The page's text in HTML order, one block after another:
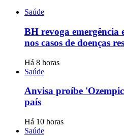
Saúde
BH revoga emergência
nos casos de doenças
Há 8 horas
Saúde
Anvisa proíbe
país
Há 10 horas
Saúde